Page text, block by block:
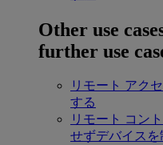
Other use
further use
リモート アク
する
リモート コン
せずデバイスを